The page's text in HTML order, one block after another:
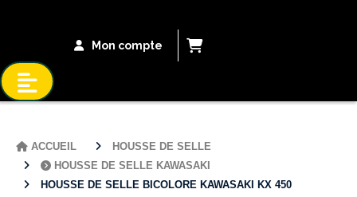
Mon compte
ACCUEIL
HOUSSE DE SELLE
HOUSSE DE SELLE KAWASAKI
HOUSSE DE SELLE BICOLORE KAWASAKI KX 450